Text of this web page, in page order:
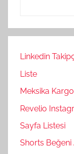
Linkedin
Liste
Meksika
Revelio
Sayfa Listesi
Shorts Beğeni